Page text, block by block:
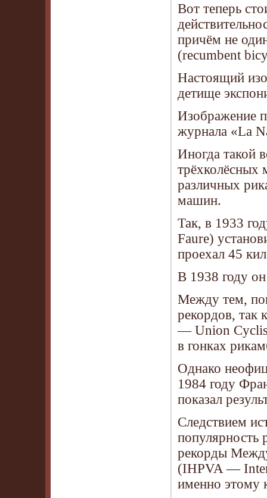
Вот теперь
причём не
(recumbent
Настоящий
детище
Изображение
журнала «La
Иногда такой
трёхколёсных
различных
машин.
Так, в 1933
Faure)
проехал 45
В 1938 году
Между тем,
рекордов,
— Union Cyclist
в гонках
Однако
1984 году
показал
Следствием
популярность
рекорды
(IHPVA —
именно этому